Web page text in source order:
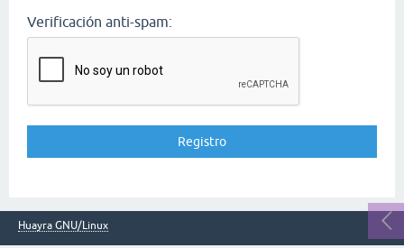
Verificación anti-spam:
Huayra GNU/Linux